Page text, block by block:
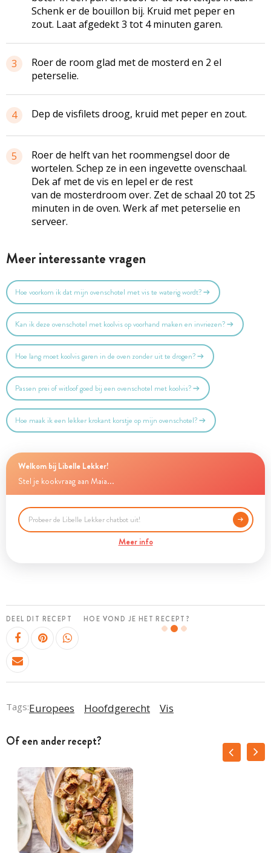
Schenk er de bouillon bij. Kruid met peper en
zout. Laat afgedekt 3 tot 4 minuten garen.
3
Roer de room glad met de mosterd en 2 el
peterselie.
4 Dep de visfilets droog, kruid met peper en zout.
5 Roer de helft van het roommengsel door de
wortelen. Schep ze in een ingevette ovenschaal.
Dek af met de vis en lepel er de rest
van de mosterdroom over. Zet de schaal 20 tot 25
minuten in de oven. Werk af met peterselie en
serveer.
Meer interessante vragen
Hoe voorkom ik dat mijn ovenschotel met vis te waterig wordt?
Kan ik deze ovenschotel met koolvis op voorhand maken en invriezen?
Hoe lang moet koolvis garen in de oven zonder uit te drogen?
Passen prei of witloof goed bij een ovenschotel met koolvis?
Hoe maak ik een lekker krokant korstje op mijn ovenschotel?
Welkom bij Libelle Lekker!
Stel je kookvraag aan Maia...
Meer info
DEEL DIT RECEPT HOE VOND JE HET RECEPT?
Tags:Europees Hoofdgerecht Vis
Of een ander recept?